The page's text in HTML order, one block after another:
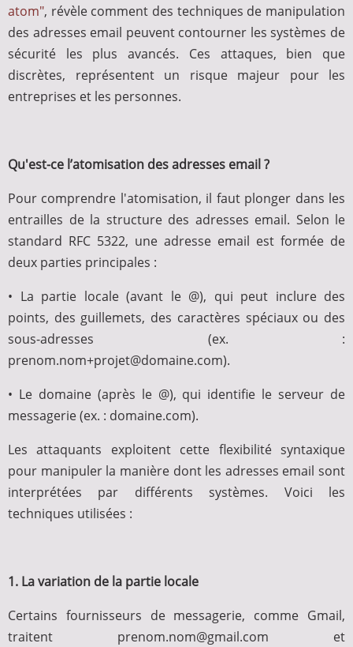
atom", révèle comment des techniques de manipulation
des adresses email peuvent contourner les systèmes de
sécurité les plus avancés. Ces attaques, bien que
discrètes, représentent un risque majeur pour les
entreprises et les personnes.
Qu'est-ce l’atomisation des adresses email ?
Pour comprendre l'atomisation, il faut plonger dans les
entrailles de la structure des adresses email. Selon le
standard RFC 5322, une adresse email est formée de
deux parties principales :
• La partie locale (avant le @), qui peut inclure des
points, des guillemets, des caractères spéciaux ou des
sous-adresses (ex. :
prenom.nom+projet@domaine.com).
• Le domaine (après le @), qui identifie le serveur de
messagerie (ex. : domaine.com).
Les attaquants exploitent cette flexibilité syntaxique
pour manipuler la manière dont les adresses email sont
interprétées par différents systèmes. Voici les
techniques utilisées :
1. La variation de la partie locale
Certains fournisseurs de messagerie, comme Gmail,
traitent prenom.nom@gmail.com et